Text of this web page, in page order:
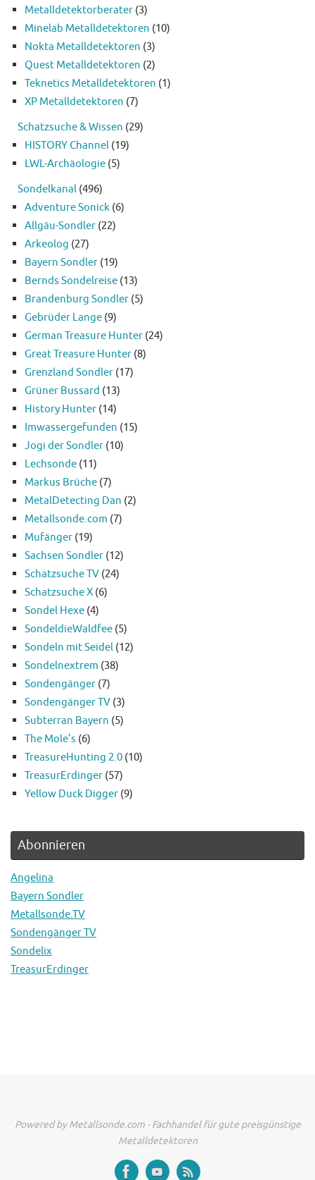
Metalldetektorberater (3)
Minelab Metalldetektoren (10)
Nokta Metalldetektoren (3)
Quest Metalldetektoren (2)
Teknetics Metalldetektoren (1)
XP Metalldetektoren (7)
Schatzsuche & Wissen (29)
HISTORY Channel (19)
LWL-Archäologie (5)
Sondelkanal (496)
Adventure Sonick (6)
Allgäu-Sondler (22)
Arkeolog (27)
Bayern Sondler (19)
Bernds Sondelreise (13)
Brandenburg Sondler (5)
Gebrüder Lange (9)
German Treasure Hunter (24)
Great Treasure Hunter (8)
Grenzland Sondler (17)
Grüner Bussard (13)
History Hunter (14)
Imwassergefunden (15)
Jogi der Sondler (10)
Lechsonde (11)
Markus Brüche (7)
MetalDetecting Dan (2)
Metallsonde.com (7)
Mufänger (19)
Sachsen Sondler (12)
Schatzsuche TV (24)
Schatzsuche X (6)
Sondel Hexe (4)
SondeldieWaldfee (5)
Sondeln mit Seidel (12)
Sondelnextrem (38)
Sondengänger (7)
Sondengänger TV (3)
Subterran Bayern (5)
The Mole’s (6)
TreasureHunting 2.0 (10)
TreasurErdinger (57)
Yellow Duck Digger (9)
Abonnieren
Angelina
Bayern Sondler
Metallsonde.TV
Sondengänger TV
Sondelix
TreasurErdinger
Powered by Metallsonde.com - Fachhandel für gute preisgünstige
Metalldetektoren